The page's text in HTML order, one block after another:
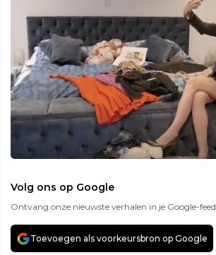
Volg ons op Google
Ontvang onze nieuwste verhalen in je Google-feed
Toevoegen als voorkeursbron op Google